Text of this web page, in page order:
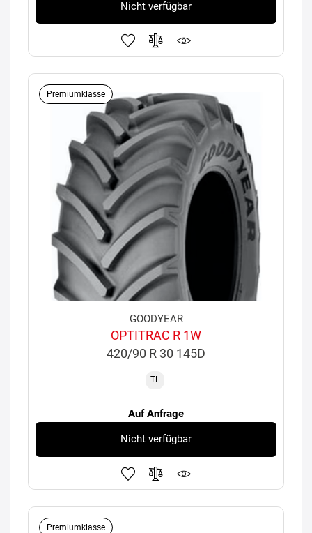
Nicht verfügbar
Premiumklasse
GOODYEAR
OPTITRAC R 1W
420/90 R 30 145D
TL
Auf Anfrage
Nicht verfügbar
Premiumklasse